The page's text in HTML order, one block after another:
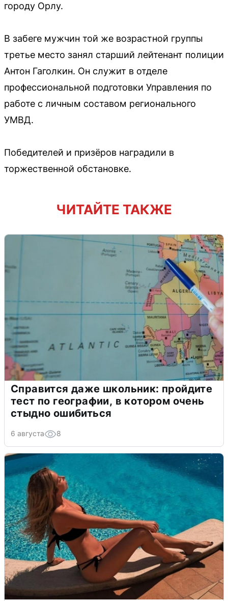
городу Орлу.
В забеге мужчин той же возрастной группы
третье место занял старший лейтенант полиции
Антон Гаголкин. Он служит в отделе
профессиональной подготовки Управления по
работе с личным составом регионального
УМВД.
Победителей и призёров наградили в
торжественной обстановке.
ЧИТАЙТЕ ТАКЖЕ
Справится даже школьник: пройдите
тест по географии, в котором очень
стыдно ошибиться
6 августа 8